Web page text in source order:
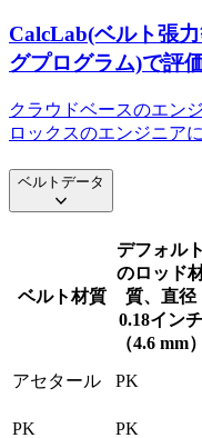
CalcLab(ベルト張
グプログラム)で評
クラウドベースのエン
ロックスのエンジニア
ベルトデータ
ベルト材質
デフォルト
のロッド
質、直径
0.18インチ
（4.6 mm）
アセタール PK
PK PK